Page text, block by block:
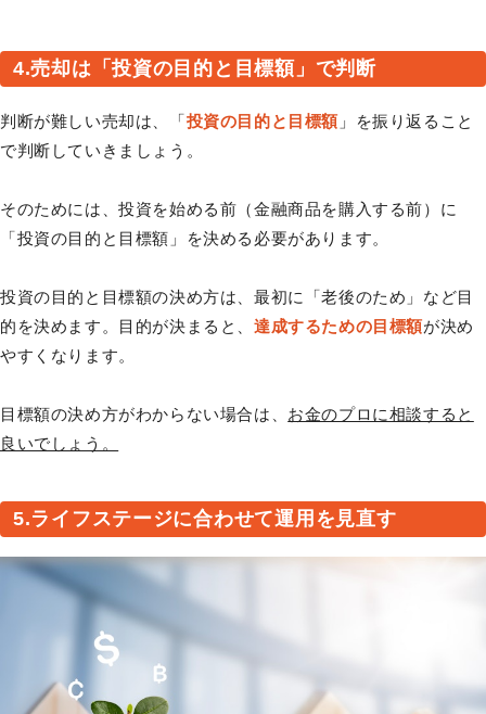
4.売却は「投資の目的と目標額」で判断
判断が難しい売却は、「投資の目的と目標額 」を振り返ること
で判断していきましょう。
そのためには、投資を始める前（金融商品を購入する前）に
「投資の目的と目標額」を決める必要があります。
投資の目的と目標額の決め方は、最初に「老後のため」など目
的を決めます。目的が決まると、達成するための目標額が決め
やすくなります。
目標額の決め方がわからない場合は、 お金のプロに相談すると
良いでしょう。
5.ライフステージに合わせて運用を見直す